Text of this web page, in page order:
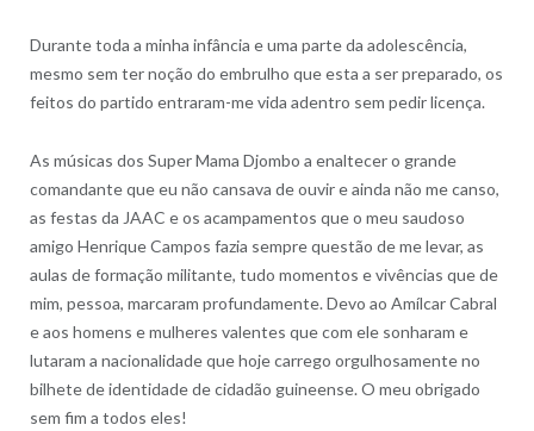
Durante toda a minha infância e uma parte da adolescência,
mesmo sem ter noção do embrulho que esta a ser preparado, os
feitos do partido entraram-me vida adentro sem pedir licença.
As músicas dos Super Mama Djombo a enaltecer o grande
comandante que eu não cansava de ouvir e ainda não me canso,
as festas da JAAC e os acampamentos que o meu saudoso
amigo Henrique Campos fazia sempre questão de me levar, as
aulas de formação militante, tudo momentos e vivências que de
mim, pessoa, marcaram profundamente. Devo ao Amílcar Cabral
e aos homens e mulheres valentes que com ele sonharam e
lutaram a nacionalidade que hoje carrego orgulhosamente no
bilhete de identidade de cidadão guineense. O meu obrigado
sem fim a todos eles!